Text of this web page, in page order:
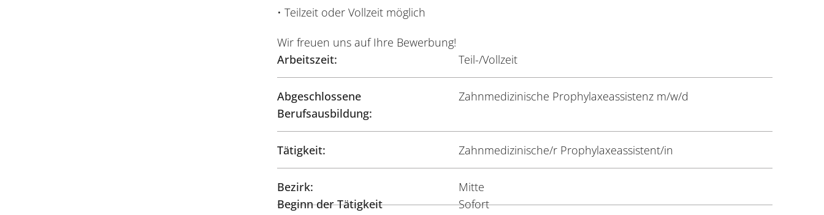
• Teilzeit oder Vollzeit möglich
Wir freuen uns auf Ihre Bewerbung!
Arbeitszeit:
Teil-/Vollzeit
Abgeschlossene
Berufsausbildung:
Zahnmedizinische Prophylaxeassistenz m/w/d
Tätigkeit: Zahnmedizinische/r Prophylaxeassistent/in
Bezirk:
Mitte
Beginn der Tätigkeit
Sofort